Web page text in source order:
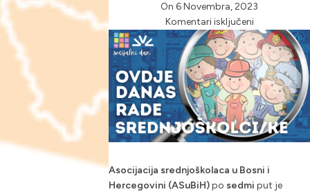
On 6 Novembra, 2023
Komentari isključeni
Asocijacija srednjoškolaca u Bosni i
Hercegovini (ASuBiH)po sedmi put je